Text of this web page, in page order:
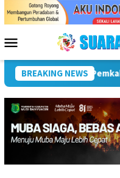
Menu
Mobile
BREAKING NEWS
81 Plt Bupati